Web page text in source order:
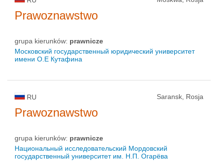
Prawoznawstwo
grupa kierunków: prawnicze
Московский государственный юридический университет
имени О.Е Кутафина
RU Saransk, Rosja
Prawoznawstwo
grupa kierunków: prawnicze
Национальный исследовательский Мордовский
государственный университет им. Н.П. Огарёва